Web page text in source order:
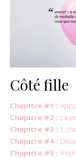
Côté fille
Chapitre #1 :
Chapitre #2 : La
Chapitre #3 : 1
Chapitre #4 :
Chapitre #5 :